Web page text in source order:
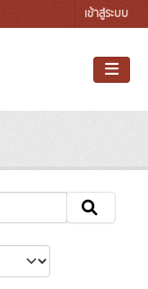
เข้าสู่ระบบ